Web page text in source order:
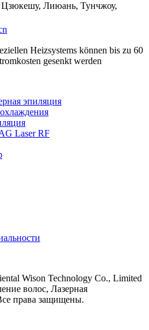
Цзюкешу, Лиюань, Тунчжоу,
Heizsystems können bis zu 60
gesenkt werden
эпиляция
Laser RF
Wison Technology Co., Limited
волос, Лазерная
права защищены.